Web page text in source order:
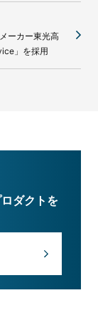
ーカー東光高
」を採用
ダクトを